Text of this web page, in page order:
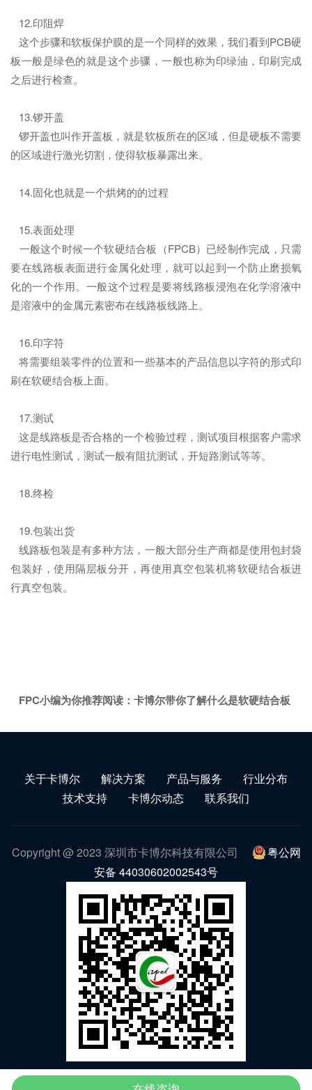
12.印阻焊
这个步骤和软板保护膜的是一个同样的效果，我们看到PCB硬
板一般是绿色的就是这个步骤，一般也称为印绿油，印刷完成
之后进行检查。
13.锣开盖
锣开盖也叫作开盖板，就是软板所在的区域，但是硬板不需要
的区域进行激光切割，使得软板暴露出来。
14.固化也就是一个烘烤的的过程
15.表面处理
一般这个时候一个软硬结合板（FPCB）已经制作完成，只需
要在线路板表面进行金属化处理，就可以起到一个防止磨损氧
化的一个作用。一般这个过程是要将线路板浸泡在化学溶液中
是溶液中的金属元素密布在线路板线路上。
16.印字符
将需要组装零件的位置和一些基本的产品信息以字符的形式印
刷在软硬结合板上面。
17.测试
这是线路板是否合格的一个检验过程，测试项目根据客户需求
进行电性测试，测试一般有阻抗测试，开短路测试等等。
18.终检
19.包装出货
线路板包装是有多种方法，一般大部分生产商都是使用包封袋
包装好，使用隔层板分开，再使用真空包装机将软硬结合板进
行真空包装。
FPC小编为你推荐阅读： 卡博尔带你了解什么是软硬结合板
关于卡博尔 解决方案 产品与服务
行业分布
技术支持
卡博尔动态 联系我们
Copyright @ 2023 深圳市卡博尔科技有限公司
粤公网
安备 44030602002543号
微信公众号